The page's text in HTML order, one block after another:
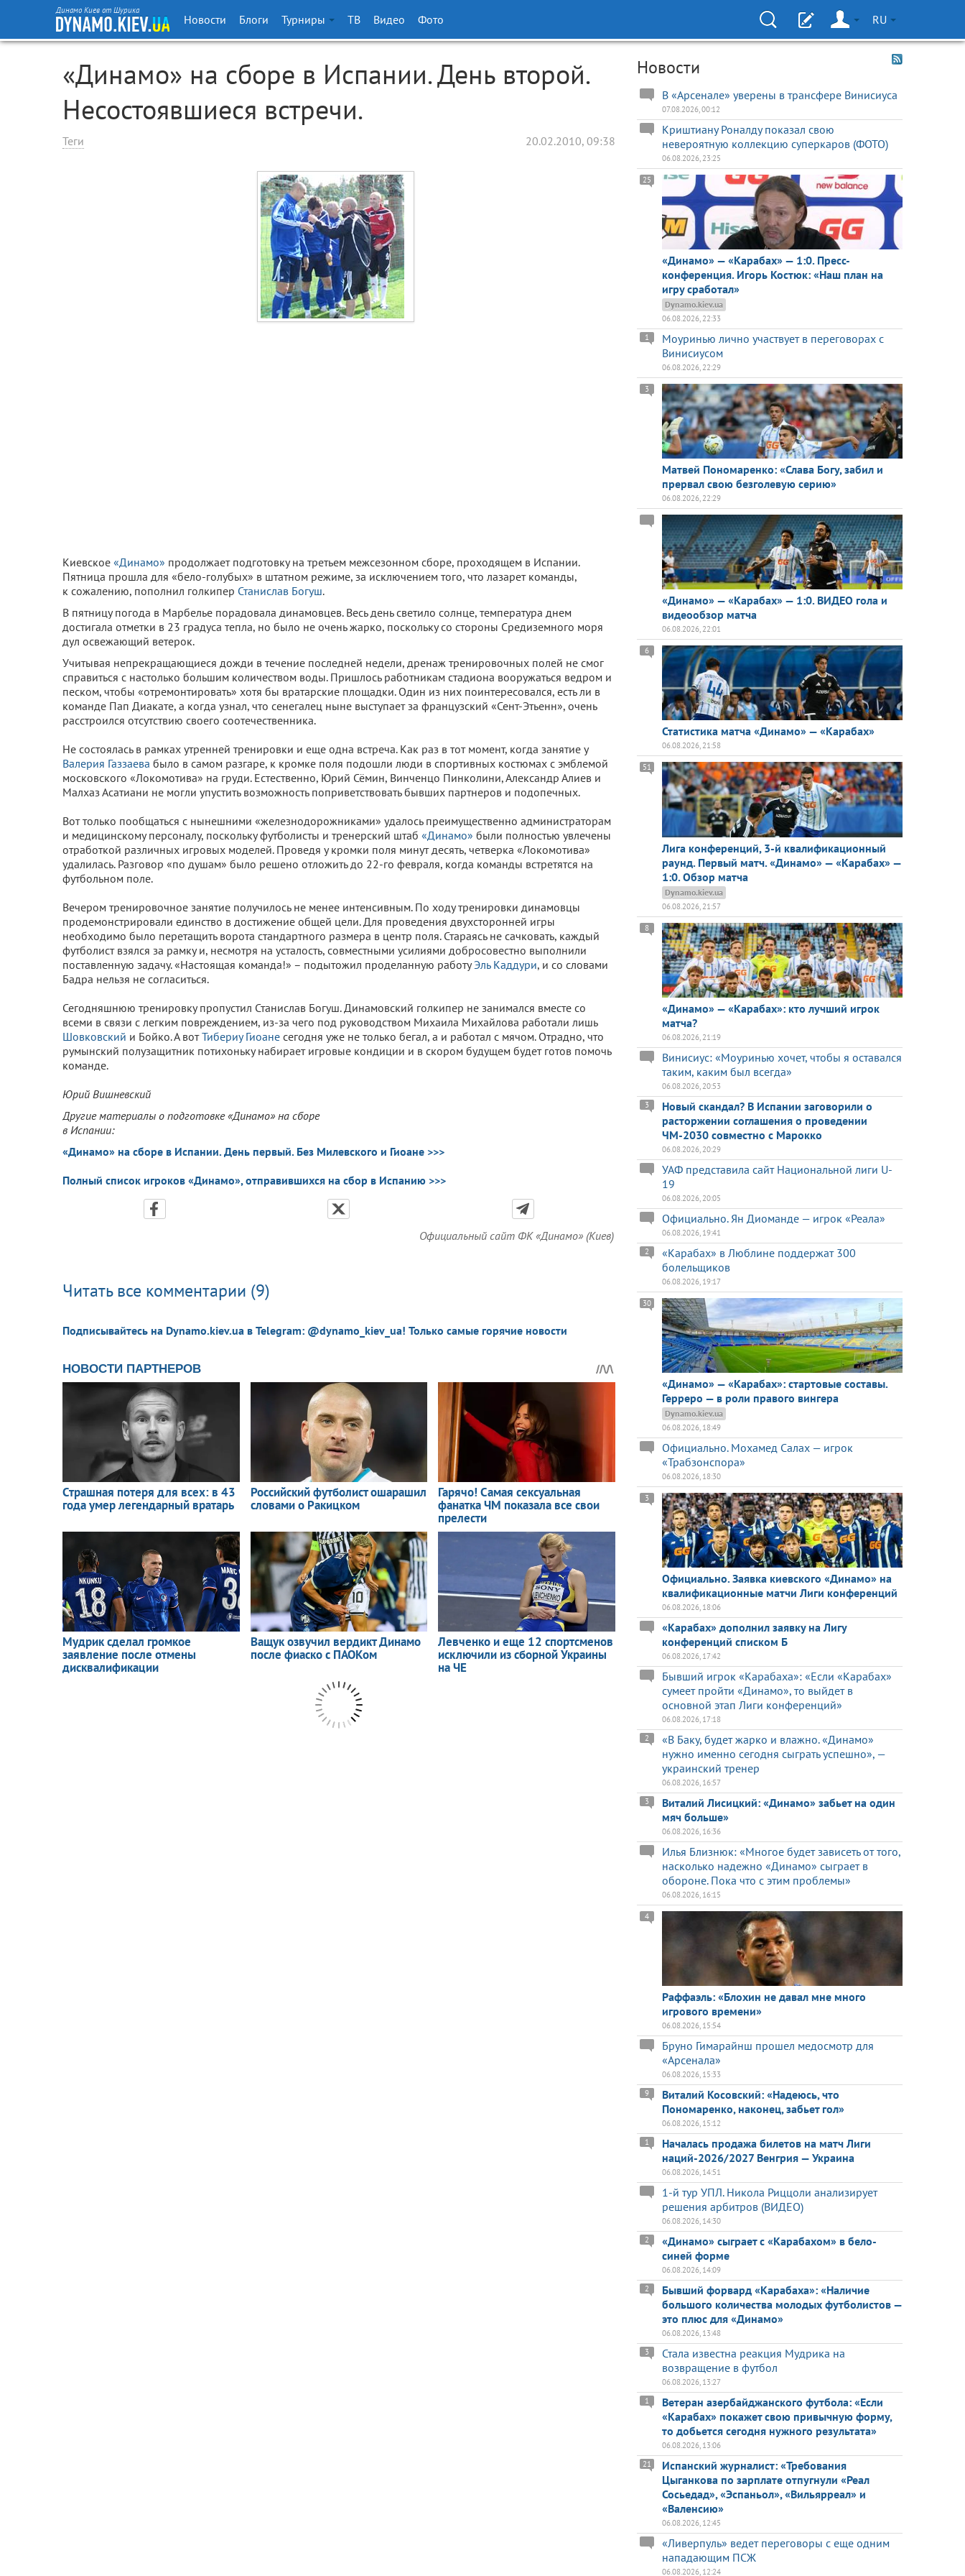
Динамо Киев от Шурика
Новости Блоги Турниры ТВ Видео Фото RU
«Динамо» на сборе в Испании. День второй.
Несостоявшиеся встречи.
Теги 20.02.2010, 09:38
Киевское «Динамо» продолжает подготовку на третьем межсезонном сборе, проходящем в Испании.
Пятница прошла для «бело-голубых» в штатном режиме, за исключением того, что лазарет команды,
к сожалению, пополнил голкипер Станислав Богуш.
В пятницу погода в Марбелье порадовала динамовцев. Весь день светило солнце, температура днем
достигала отметки в 23 градуса тепла, но было не очень жарко, поскольку со стороны Средиземного моря
дул освежающий ветерок.
Учитывая непрекращающиеся дожди в течение последней недели, дренаж тренировочных полей не смог
справиться с настолько большим количеством воды. Пришлось работникам стадиона вооружаться ведром и
песком, чтобы «отремонтировать» хотя бы вратарские площадки. Один из них поинтересовался, есть ли в
команде Пап Диакате, а когда узнал, что сенегалец ныне выступает за французский «Сент-Этьенн», очень
расстроился отсутствию своего соотечественника.
Не состоялась в рамках утренней тренировки и еще одна встреча. Как раз в тот момент, когда занятие у
Валерия Газзаева было в самом разгаре, к кромке поля подошли люди в спортивных костюмах с эмблемой
московского «Локомотива» на груди. Естественно, Юрий Сёмин, Винченцо Пинколини, Александр Алиев и
Малхаз Асатиани не могли упустить возможность поприветствовать бывших партнеров и подопечных.
Вот только пообщаться с нынешними «железнодорожниками» удалось преимущественно администраторам
и медицинскому персоналу, поскольку футболисты и тренерский штаб «Динамо» были полностью увлечены
отработкой различных игровых моделей. Проведя у кромки поля минут десять, четверка «Локомотива»
удалилась. Разговор «по душам» было решено отложить до 22-го февраля, когда команды встретятся на
футбольном поле.
Вечером тренировочное занятие получилось не менее интенсивным. По ходу тренировки динамовцы
продемонстрировали единство в достижение общей цели. Для проведения двухсторонней игры
необходимо было перетащить ворота стандартного размера в центр поля. Стараясь не сачковать, каждый
футболист взялся за рамку и, несмотря на усталость, совместными усилиями добросовестно выполнили
поставленную задачу. «Настоящая команда!» – подытожил проделанную работуЭль Каддури, и со словами
Бадра нельзя не согласиться.
Сегодняшнюю тренировку пропустил Станислав Богуш. Динамовский голкипер не занимался вместе со
всеми в связи с легким повреждением, из-за чего под руководством Михаила Михайлова работали лишь
Шовковский и Бойко. А вотТибериу Гиоане сегодня уже не только бегал, а и работал с мячом. Отрадно, что
румынский полузащитник потихоньку набирает игровые кондиции и в скором будущем будет готов помочь
команде.
Юрий Вишневский
Другие материалы о подготовке «Динамо» на сборе
в Испании:
«Динамо» на сборе в Испании. День первый. Без Милевского и Гиоане >>>
Полный список игроков «Динамо», отправившихся на сбор в Испанию >>>
Официальный сайт ФК «Динамо» (Киев)
Читать все комментарии (9)
Подписывайтесь на Dynamo.kiev.ua в Telegram: @dynamo_kiev_ua! Только самые горячие новости
Новости
В «Арсенале» уверены в трансфере Винисиуса
07.08.2026, 00:12
Криштиану Роналду показал свою
невероятную коллекцию суперкаров (ФОТО)
06.08.2026, 23:25
«Динамо» — «Карабах» — 1:0. Пресс-
конференция. Игорь Костюк: «Наш план на
игру сработал»
25
Dynamo.kiev.ua
06.08.2026, 22:33
Моуринью лично участвует в переговорах с
Винисиусом
1
06.08.2026, 22:29
Матвей Пономаренко: «Слава Богу, забил и
прервал свою безголевую серию»
3
06.08.2026, 22:29
«Динамо» — «Карабах» — 1:0. ВИДЕО гола и
видеообзор матча
06.08.2026, 22:01
Статистика матча «Динамо» — «Карабах»
6
06.08.2026, 21:58
Лига конференций, 3-й квалификационный
раунд. Первый матч. «Динамо» — «Карабах» —
1:0. Обзор матча
51
Dynamo.kiev.ua
06.08.2026, 21:57
«Динамо» — «Карабах»: кто лучший игрок
матча?
8
06.08.2026, 21:19
Винисиус: «Моуринью хочет, чтобы я оставался
таким, каким был всегда»
06.08.2026, 20:53
Новый скандал? В Испании заговорили о
расторжении соглашения о проведении
ЧМ-2030 совместно с Марокко
3
06.08.2026, 20:29
УАФ представила сайт Национальной лиги U-
19
06.08.2026, 20:05
Официально. Ян Диоманде — игрок «Реала»
06.08.2026, 19:41
«Карабах» в Люблине поддержат 300
болельщиков
2
06.08.2026, 19:17
«Динамо» — «Карабах»: стартовые составы.
Герреро — в роли правого вингера
30
Dynamo.kiev.ua
06.08.2026, 18:49
Официально. Мохамед Салах — игрок
«Трабзонспора»
06.08.2026, 18:30
Официально. Заявка киевского «Динамо» на
квалификационные матчи Лиги конференций
3
06.08.2026, 18:06
«Карабах» дополнил заявку на Лигу
конференций списком Б
06.08.2026, 17:42
Бывший игрок «Карабаха»: «Если «Карабах»
сумеет пройти «Динамо», то выйдет в
основной этап Лиги конференций»
06.08.2026, 17:18
«В Баку, будет жарко и влажно. «Динамо»
нужно именно сегодня сыграть успешно», —
украинский тренер
2
06.08.2026, 16:57
Виталий Лисицкий: «Динамо» забьет на один
мяч больше»
3
06.08.2026, 16:36
Илья Близнюк: «Многое будет зависеть от того,
насколько надежно «Динамо» сыграет в
обороне. Пока что с этим проблемы»
06.08.2026, 16:15
Раффаэль: «Блохин не давал мне много
игрового времени»
4
06.08.2026, 15:54
Бруно Гимарайнш прошел медосмотр для
«Арсенала»
06.08.2026, 15:33
Виталий Косовский: «Надеюсь, что
Пономаренко, наконец, забьет гол»
9
06.08.2026, 15:12
Началась продажа билетов на матч Лиги
наций-2026/2027 Венгрия — Украина
1
06.08.2026, 14:51
1-й тур УПЛ. Никола Риццоли анализирует
решения арбитров (ВИДЕО)
06.08.2026, 14:30
«Динамо» сыграет с «Карабахом» в бело-
синей форме
2
06.08.2026, 14:09
Бывший форвард «Карабаха»: «Наличие
большого количества молодых футболистов —
это плюс для «Динамо»
2
06.08.2026, 13:48
Стала известна реакция Мудрика на
возвращение в футбол
3
06.08.2026, 13:27
Ветеран азербайджанского футбола: «Если
«Карабах» покажет свою привычную форму,
то добьется сегодня нужного результата»
1
06.08.2026, 13:06
Испанский журналист: «Требования
Цыганкова по зарплате отпугнули «Реал
Сосьедад», «Эспаньол», «Вильярреал» и
«Валенсию»
21
06.08.2026, 12:45
«Ливерпуль» ведет переговоры с еще одним
нападающим ПСЖ
06.08.2026, 12:24